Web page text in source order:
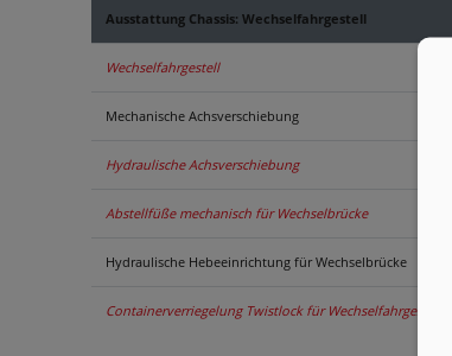
Ausstattung Chassis: Wechselfahrgestell
Wechselfahrgestell
Mechanische Achsverschiebung
Hydraulische Achsverschiebung
Abstellfüße mechanisch für Wechselbrücke
Hydraulische Hebeeinrichtung für Wechselbrücke
Containerverriegelung Twistlock für Wechselfahrgestell